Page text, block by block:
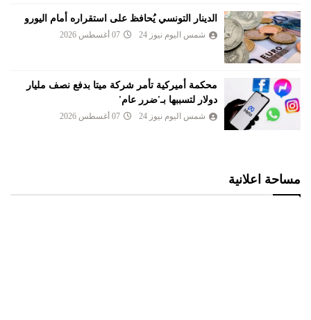
الدينار التونسي يُحافظ على استقراره أمام اليورو
شمس اليوم نيوز 24 07 أغسطس 2026
محكمة أميركية تأمر شركة ميتا بدفع نصف مليار
دولار لتسببها بـ'ضرر عام'
شمس اليوم نيوز 24 07 أغسطس 2026
مساحة اعلانية